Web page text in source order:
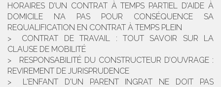
HORAIRES D’UN CONTRAT À TEMPS PARTIEL D’AIDE À
DOMICILE N’A PAS POUR CONSÉQUENCE SA
REQUALIFICATION EN CONTRAT À TEMPS PLEIN
CONTRAT DE TRAVAIL : TOUT SAVOIR SUR LA
CLAUSE DE MOBILITÉ
RESPONSABILITÉ DU CONSTRUCTEUR D’OUVRAGE :
REVIREMENT DE JURISPRUDENCE
L'ENFANT D'UN PARENT INGRAT NE DOIT PAS